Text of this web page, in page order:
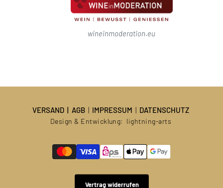
wineinmoderation.eu
VERSAND | AGB | IMPRESSUM | DATENSCHUTZ
Design & Entwicklung: lightning-arts
Vertrag widerrufen